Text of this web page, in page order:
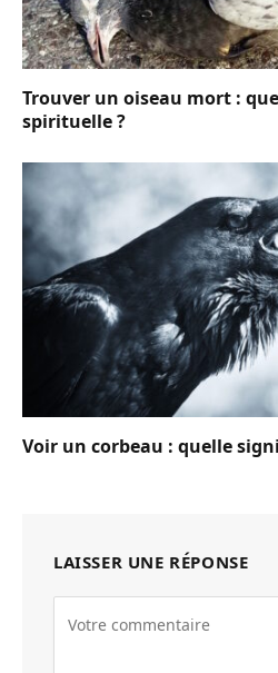
Trouver un oiseau mort :
spirituelle ?
Voir un corbeau : quelle
LAISSER UNE RÉPONSE